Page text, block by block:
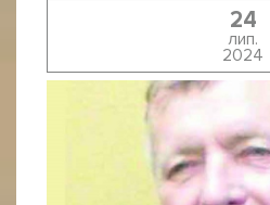
24
лип.
2024